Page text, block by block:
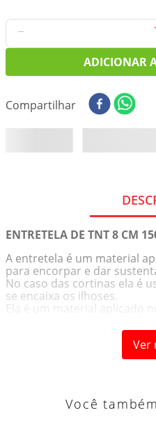
－
ADICIONAR
Compartilhar
ENTRETELA DE TNT 8 CM
A entretela é um material
para encorpar e dar
No caso das cortinas ela é
se encaixa os ilhoses.
Ela é um material aplicado
Entretela é aquele
Uma profissional
de um “reforço”.
Ver
Você
10º toalha mesa